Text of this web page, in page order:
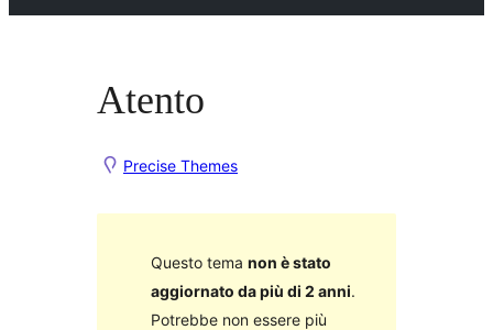
Atento
Precise Themes
Questo tema non è stato
aggiornato da più di 2 anni.
Potrebbe non essere più